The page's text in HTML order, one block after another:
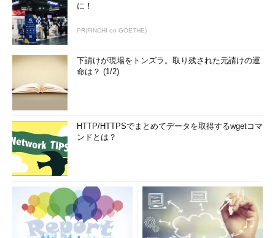
に！
PR(FINCHI on GOETHE)
下請けが現場をトンズラ。取り残された元請けの運
命は？ (1/2)
HTTP/HTTPSでまとめてデータを取得するwgetコマ
ンドとは？